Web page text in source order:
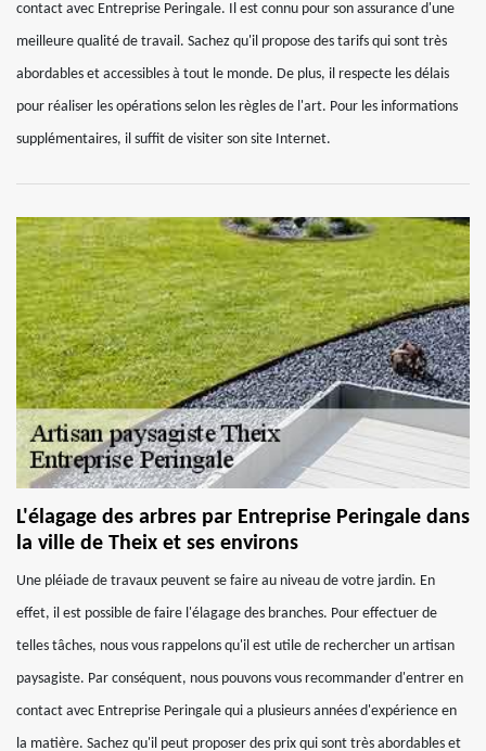
contact avec Entreprise Peringale. Il est connu pour son assurance d'une
meilleure qualité de travail. Sachez qu'il propose des tarifs qui sont très
abordables et accessibles à tout le monde. De plus, il respecte les délais
pour réaliser les opérations selon les règles de l'art. Pour les informations
supplémentaires, il suffit de visiter son site Internet.
L'élagage des arbres par Entreprise Peringale dans
la ville de Theix et ses environs
Une pléiade de travaux peuvent se faire au niveau de votre jardin. En
effet, il est possible de faire l'élagage des branches. Pour effectuer de
telles tâches, nous vous rappelons qu'il est utile de rechercher un artisan
paysagiste. Par conséquent, nous pouvons vous recommander d'entrer en
contact avec Entreprise Peringale qui a plusieurs années d'expérience en
la matière. Sachez qu'il peut proposer des prix qui sont très abordables et